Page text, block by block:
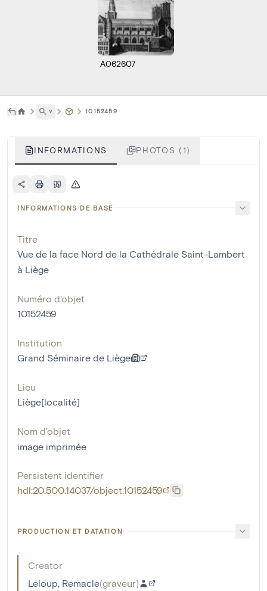
A062607
˅ 10152459
INFORMATIONS PHOTOS (1)
INFORMATIONS DE BASE
Titre
Vue de la face Nord de la Cathédrale Saint-Lambert
à Liège
Numéro d'objet
10152459
Institution
Grand Séminaire de Liège
Lieu
Liège[localité]
Nom d'objet
image imprimée
Persistent identifier
hdl:20.500.14037/object.10152459
PRODUCTION ET DATATION
Creator
Leloup, Remacle(graveur)